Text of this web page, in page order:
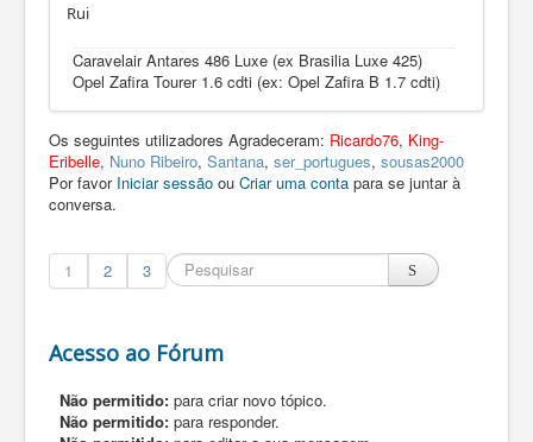
Rui
Caravelair Antares 486 Luxe (ex Brasilia Luxe 425)
Opel Zafira Tourer 1.6 cdti (ex: Opel Zafira B 1.7 cdti)
Os seguintes utilizadores Agradeceram: Ricardo76, King-
Eribelle, Nuno Ribeiro, Santana, ser_portugues, sousas2000
Por favor Iniciar sessão ou Criar uma conta para se juntar à
conversa.
1 2 3
Acesso ao Fórum
Não permitido: para criar novo tópico.
Não permitido: para responder.